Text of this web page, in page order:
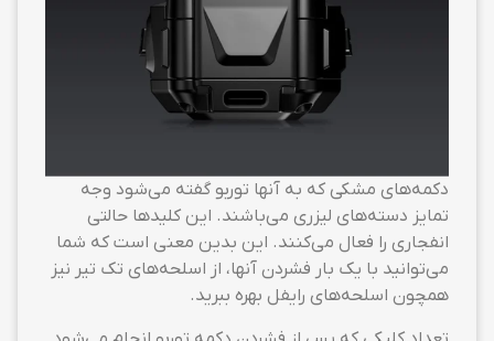
دکمه‌های مشکی که به آنها توربو گفته می‌شود وجه
تمایز دسته‌های لیزری می‌باشند. این کلیدها حالتی
انفجاری را فعال می‌کنند. این بدین معنی است که شما
می‌توانید با یک بار فشردن آنها، از اسلحه‌های تک تیر نیز
همچون اسلحه‌های رایفل بهره ببرید.